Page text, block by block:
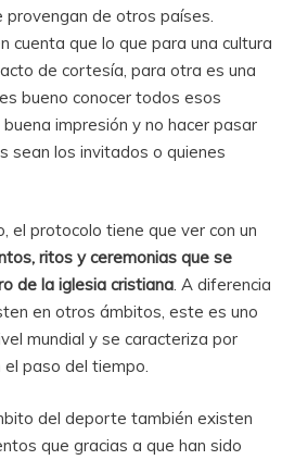
de otros países.
cuenta que lo que para una cultura
de cortesía, para otra es una
bueno conocer todos esos
impresión y no hacer pasar
sean los invitados o quienes
el protocolo tiene que ver con un
ritos y ceremonias que se
de la iglesia cristiana. A diferencia
en otros ámbitos, este es uno
mundial y se caracteriza por
paso del tiempo.
del deporte también existen
que gracias a que han sido